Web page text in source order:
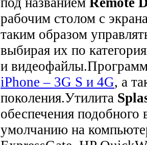
рабочим столом с
таким образом
выбирая их по
и видеофайлы.
iPhone – 3G S и 4G, а
поколения.Утилита
обеспечения подобного
умолчанию на